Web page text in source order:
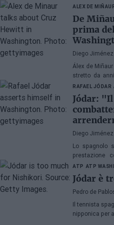
quinto anno
in Canada.
ALEX DE
De
prima
facile
figlio di
mondo"
Diego
Álex de
stretto da
duello che
RAFAEL JÓDAR
Jódar:
Diego
Lo spagnolo
prestazione
esaminato
Musetti nei
ATP ATP
Jódar è
Pedro de
Il tennista
nipponica per